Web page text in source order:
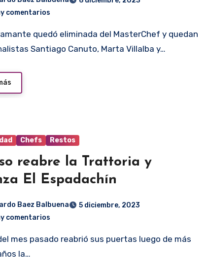
comentarios
Santiago Canuto, Marta Villalba y…
Chefs Restos
reabre la Trattoria y
El Espadachín
Baez Balbuena
5 diciembre, 2023
comentarios
la…